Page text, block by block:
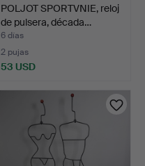
POLJOT SPORTVNIE, reloj
de pulsera, década…
6 días
2 pujas
53 USD